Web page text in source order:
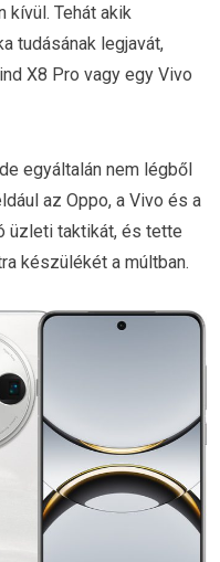
kívül. Tehát akik
tudásának legjavát,
X8 Pro vagy egy Vivo
egyáltalán nem légből
az Oppo, a Vivo és a
üzleti taktikát, és tette
készülékét a múltban.